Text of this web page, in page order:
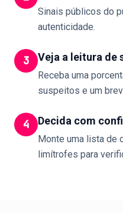
Sinais públicos do
autenticidade.
3 Veja a leitura de
Receba uma
suspeitos e um
4 Decida com
Monte uma lista de
limítrofes para